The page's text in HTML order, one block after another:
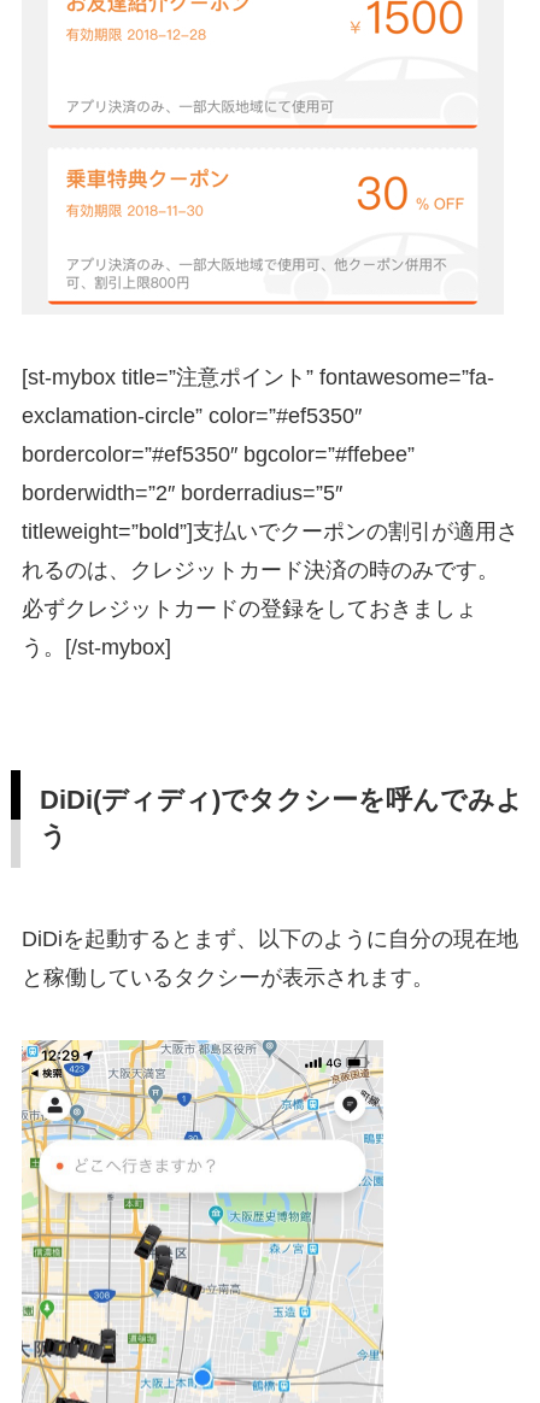
[st-mybox title=”注意ポイント” fontawesome=”fa-
exclamation-circle” color=”#ef5350″
bordercolor=”#ef5350″ bgcolor=”#ffebee”
borderwidth=”2″ borderradius=”5″
titleweight=”bold”]支払いでクーポンの割引が適用さ
れるのは、クレジットカード決済の時のみです。
必ずクレジットカードの登録をしておきましょ
う。[/st-mybox]
DiDi(ディディ)でタクシーを呼んでみよ
う
DiDiを起動するとまず、以下のように自分の現在地
と稼働しているタクシーが表示されます。